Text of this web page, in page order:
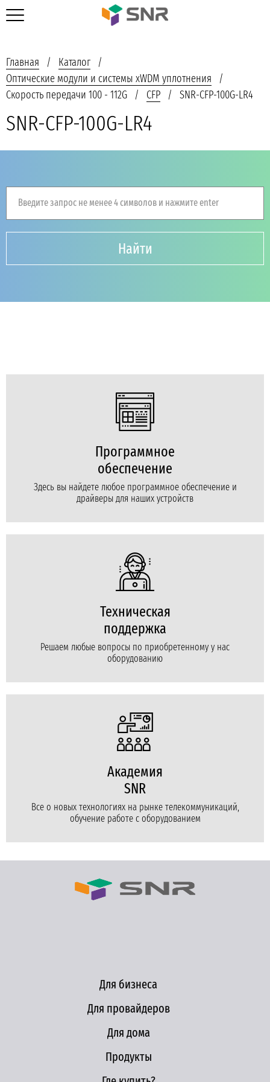
Главная
Каталог
Оптические модули и системы xWDM уплотнения
Скорость передачи 100 - 112G
CFP SNR-CFP-100G-LR4
SNR-CFP-100G-LR4
Введите запрос не менее 4 символов и нажмите enter
Найти
Программное
обеспечение
Здесь вы найдете любое программное обеспечение и
драйверы для наших устройств
Техническая
поддержка
Решаем любые вопросы по приобретенному у нас
оборудованию
Академия
SNR
Все о новых технологиях на рынке телекоммуникаций,
обучение работе с оборудованием
Для бизнеса
Для провайдеров
Для дома
Продукты